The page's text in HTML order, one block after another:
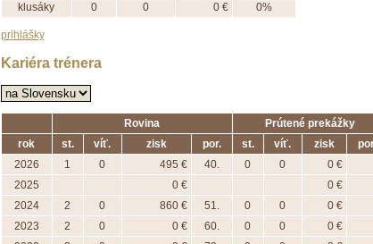
klusáky
0 0 0 € 0%
prihlášky
Kariéra trénera
Rovina Prútené prekážky
rok
st. víť. zisk por. st. víť. zisk
2026
1 0 495 € 40. 0 0 0 €
2025
0 € 0 €
2024
2 0 860 € 51. 0 0 0 €
2023
2 0 0 € 60. 0 0 0 €